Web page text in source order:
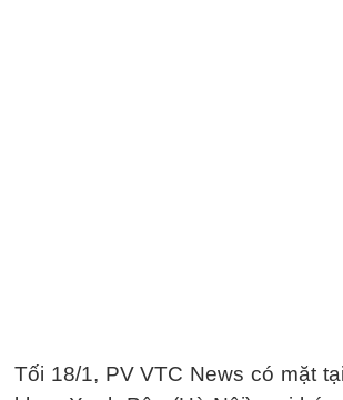
Tối 18/1, PV VTC News có mặt